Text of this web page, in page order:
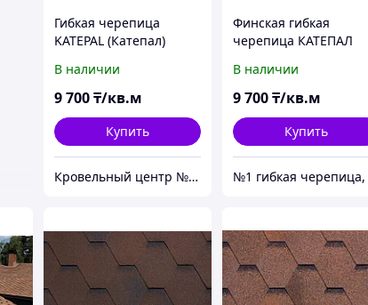
Гибкая черепица
KATEPAL (Катепал)
В наличии
9 700₸/кв.м
Купить
Кровельный центр №1 - Премиальные материалы, гибкая черепица, композитная черепица в Алматы
Финская гибкая
черепица КАТЕПАЛ
KATRILLI (Катрилли) -
Зелень моховая
В наличии
9 700₸/кв.м
Купить